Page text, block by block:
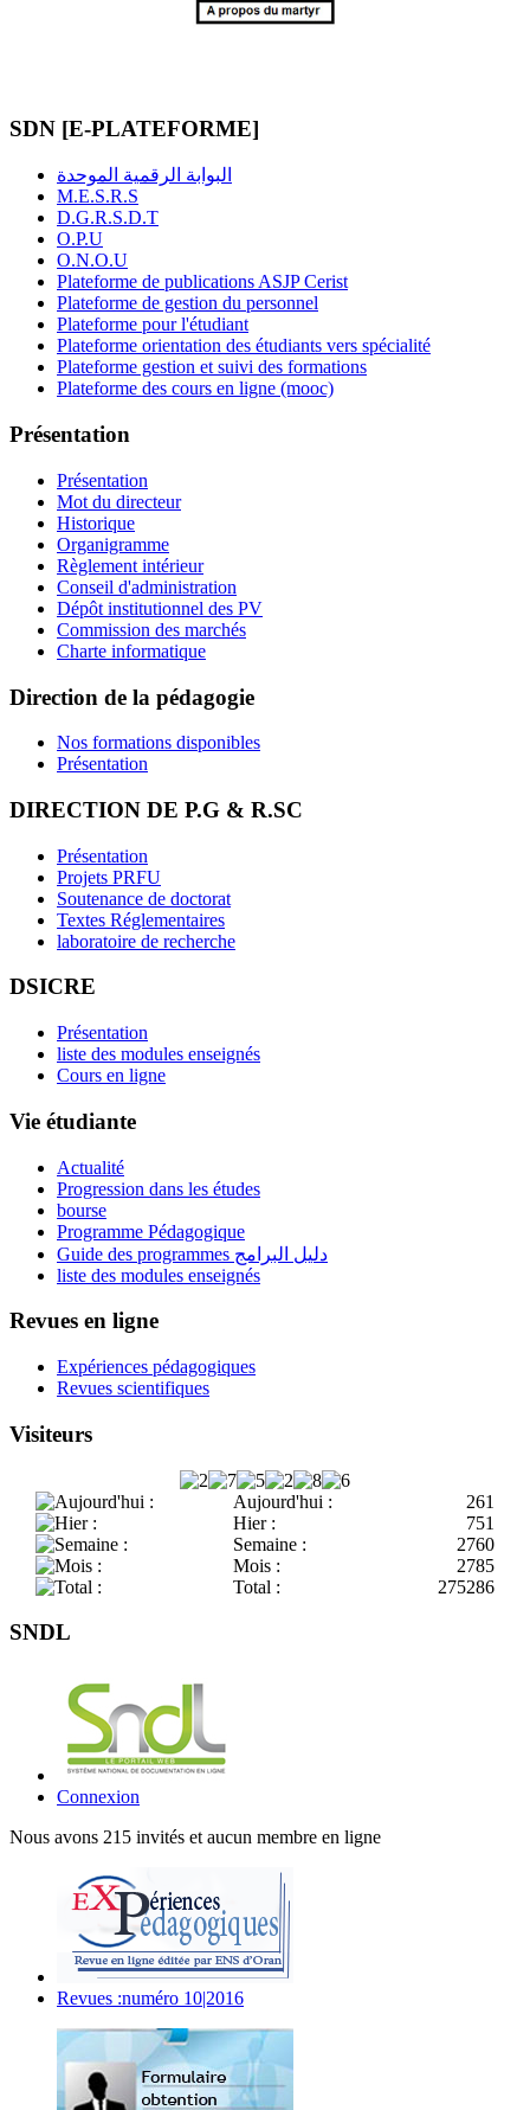
SDN [E-PLATEFORME]
البوابة الرقمية الموحدة
M.E.S.R.S
D.G.R.S.D.T
O.P.U
O.N.O.U
Plateforme de publications ASJP Cerist
Plateforme de gestion du personnel
Plateforme pour l'étudiant
Plateforme orientation des étudiants vers spécialité
Plateforme gestion et suivi des formations
Plateforme des cours en ligne (mooc)
Présentation
Présentation
Mot du directeur
Historique
Organigramme
Règlement intérieur
Conseil d'administration
Dépôt institutionnel des PV
Commission des marchés
Charte informatique
Direction de la pédagogie
Nos formations disponibles
Présentation
DIRECTION DE P.G & R.SC
Présentation
Projets PRFU
Soutenance de doctorat
Textes Réglementaires
laboratoire de recherche
DSICRE
Présentation
liste des modules enseignés
Cours en ligne
Vie étudiante
Actualité
Progression dans les études
bourse
Programme Pédagogique
Guide des programmes دليل البرامج
liste des modules enseignés
Revues en ligne
Expériences pédagogiques
Revues scientifiques
Visiteurs
Aujourd'hui :
261
Hier :
751
Semaine :
2760
Mois :
2785
Total :
275286
SNDL
Connexion
Nous avons 215 invités et aucun membre en ligne
Revues :numéro 10|2016